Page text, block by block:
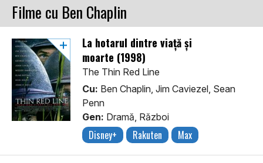
Filme cu Ben Chaplin
La hotarul dintre viață și
moarte (1998)
The Thin Red Line
Cu: Ben Chaplin, Jim Caviezel, Sean
Penn
Gen: Dramă, Război
Disney+ Rakuten Max